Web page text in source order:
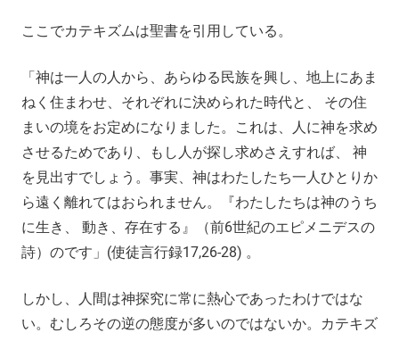
ここでカテキズムは聖書を引用している。
「神は一人の人から、あらゆる民族を興し、地上にあま
ねく住まわせ、それぞれに決められた時代と、 その住
まいの境をお定めになりました。これは、人に神を求め
させるためであり、もし人が探し求めさえすれば、 神
を見出すでしょう。事実、神はわたしたち一人ひとりか
ら遠く離れてはおられません。『わたしたちは神のうち
に生き、 動き、存在する』（前6世紀のエピメニデスの
詩）のです」(使徒言行録17,26-28) 。
しかし、人間は神探究に常に熱心であったわけではな
い。むしろその逆の態度が多いのではないか。カテキズ